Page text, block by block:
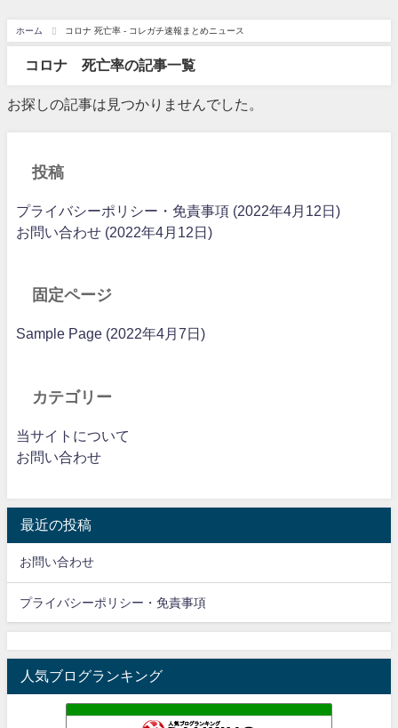
ホーム コロナ 死亡率 - コレガチ速報まとめニュース
コロナ 死亡率の記事一覧
お探しの記事は見つかりませんでした。
投稿
プライバシーポリシー・免責事項 (2022年4月12日)
お問い合わせ (2022年4月12日)
固定ページ
Sample Page (2022年4月7日)
カテゴリー
当サイトについて
お問い合わせ
最近の投稿
お問い合わせ
プライバシーポリシー・免責事項
人気ブログランキング